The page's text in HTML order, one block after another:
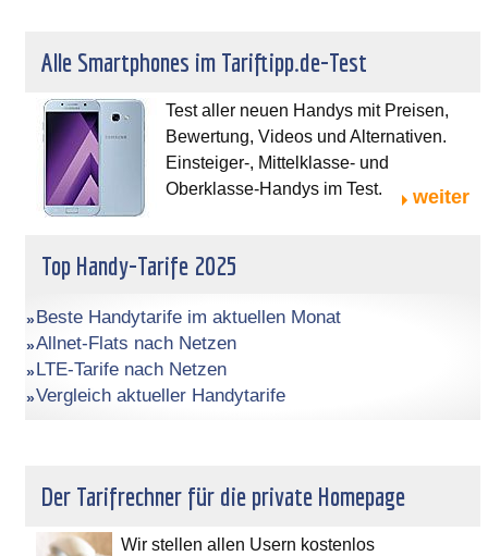
Alle Smartphones im Tariftipp.de-Test
Test aller neuen Handys mit Preisen,
Bewertung, Videos und Alternativen.
Einsteiger-, Mittelklasse- und
Oberklasse-Handys im Test.
weiter
Top Handy-Tarife 2025
Beste Handytarife im aktuellen Monat
Allnet-Flats nach Netzen
LTE-Tarife nach Netzen
Vergleich aktueller Handytarife
Der Tarifrechner für die private Homepage
Wir stellen allen Usern kostenlos